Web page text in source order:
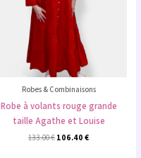
Robes & Combinaisons
Robe à volants rouge grande
taille Agathe et Louise
133.00€ 106.40€